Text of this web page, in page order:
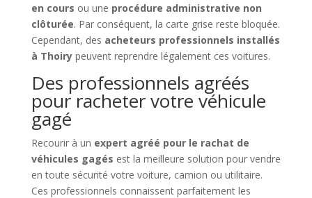
en cours ou une procédure administrative non
clôturée. Par conséquent, la carte grise reste bloquée.
Cependant, des acheteurs professionnels installés
à Thoirypeuvent reprendre légalement ces voitures.
Des professionnels agréés
pour racheter votre véhicule
gagé
Recourir à un expert agréé pour le rachat de
véhicules gagés est la meilleure solution pour vendre
en toute sécurité votre voiture, camion ou utilitaire.
Ces professionnels connaissent parfaitement les